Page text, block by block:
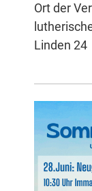
Ort der
Linden 24